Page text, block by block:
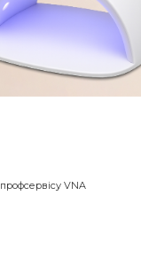
VNA